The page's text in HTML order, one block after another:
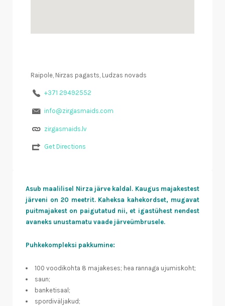
Raipole, Nirzas pagasts, Ludzas novads
+371 29492552
info@zirgasmaids.com
zirgasmaids.lv
Get Directions
Asub maalilisel Nirza järve kaldal. Kaugus majakestest
järveni on 20 meetrit. Kaheksa kahekordset, mugavat
puitmajakest on paigutatud nii, et igastühest nendest
avaneks unustamatu vaade järveümbrusele.
Puhkekompleksi pakkumine:
100 voodikohta 8 majakeses; hea rannaga ujumiskoht;
saun;
banketisaal;
spordiväljakud;